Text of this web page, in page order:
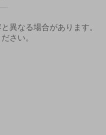
異なる場合があります。
さい。